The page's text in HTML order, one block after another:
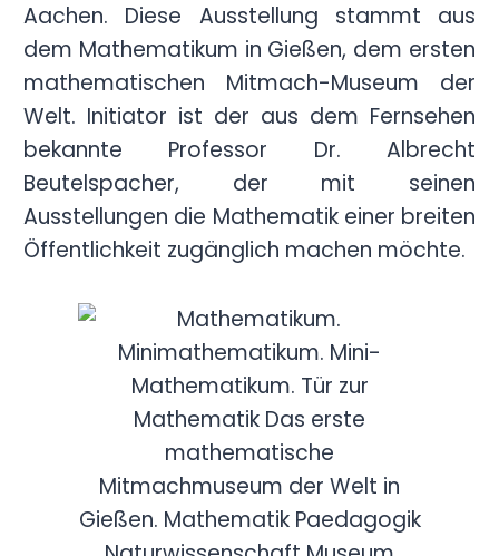
Aachen. Diese Ausstellung stammt aus
dem Mathematikum in Gießen, dem ersten
mathematischen Mitmach-Museum der
Welt. Initiator ist der aus dem Fernsehen
bekannte Professor Dr. Albrecht
Beutelspacher, der mit seinen
Ausstellungen die Mathematik einer breiten
Öffentlichkeit zugänglich machen möchte.